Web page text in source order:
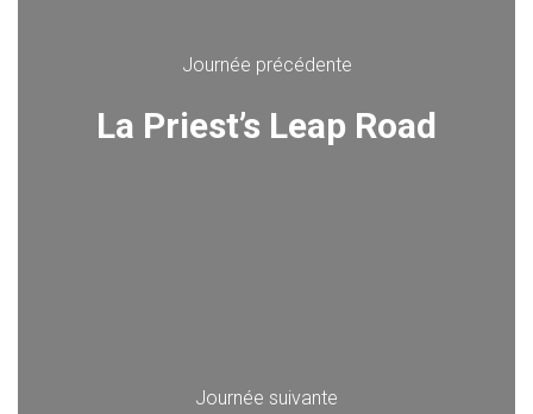
Journée précédente
La Priest’s Leap Road
Journée suivante